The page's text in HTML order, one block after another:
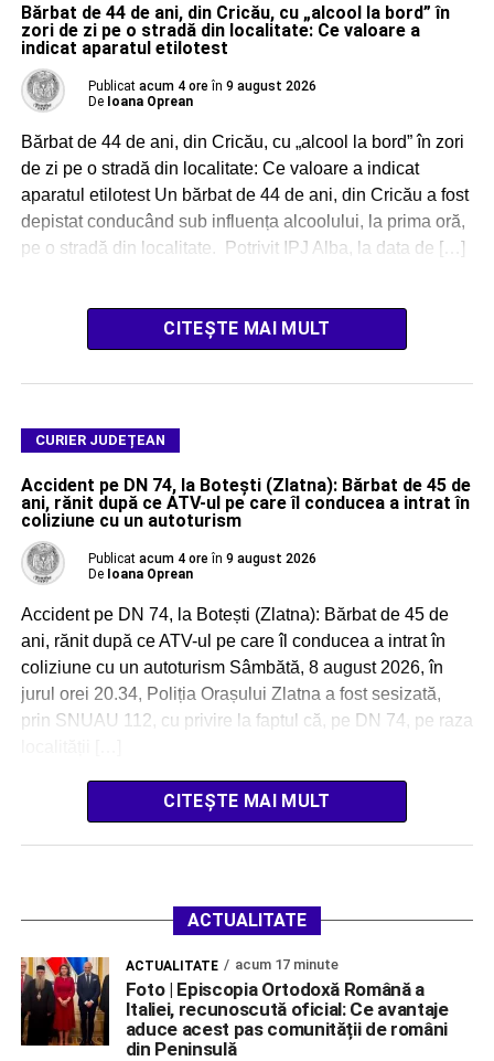
Bărbat de 44 de ani, din Cricău, cu „alcool la bord” în
zori de zi pe o stradă din localitate: Ce valoare a
indicat aparatul etilotest
Publicat acum 4 ore în 9 august 2026
De Ioana Oprean
Bărbat de 44 de ani, din Cricău, cu „alcool la bord” în zori
de zi pe o stradă din localitate: Ce valoare a indicat
aparatul etilotest Un bărbat de 44 de ani, din Cricău a fost
depistat conducând sub influența alcoolului, la prima oră,
pe o stradă din localitate. Potrivit IPJ Alba, la data de […]
CITEȘTE MAI MULT
CURIER JUDEȚEAN
Accident pe DN 74, la Botești (Zlatna): Bărbat de 45 de
ani, rănit după ce ATV-ul pe care îl conducea a intrat în
coliziune cu un autoturism
Publicat acum 4 ore în 9 august 2026
De Ioana Oprean
Accident pe DN 74, la Botești (Zlatna): Bărbat de 45 de
ani, rănit după ce ATV-ul pe care îl conducea a intrat în
coliziune cu un autoturism Sâmbătă, 8 august 2026, în
jurul orei 20.34, Poliția Orașului Zlatna a fost sesizată,
prin SNUAU 112, cu privire la faptul că, pe DN 74, pe raza
CITEȘTE MAI MULT
ACTUALITATE
ACTUALITATE acum 17 minute
Foto | Episcopia Ortodoxă Română a
Italiei, recunoscută oficial: Ce avantaje
aduce acest pas comunității de români
din Peninsulă